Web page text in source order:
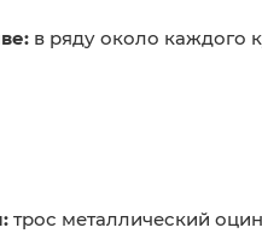
в ряду около каждого
трос металлический